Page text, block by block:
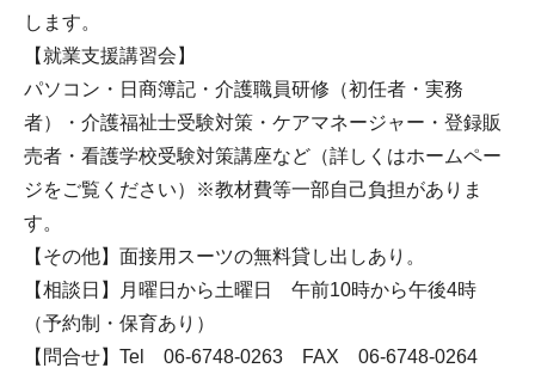
します。
【就業支援講習会】
パソコン・日商簿記・介護職員研修（初任者・実務
者）・介護福祉士受験対策・ケアマネージャー・登録販
売者・看護学校受験対策講座など（詳しくはホームペー
ジをご覧ください）※教材費等一部自己負担がありま
す。
【その他】面接用スーツの無料貸し出しあり。
【相談日】月曜日から土曜日 午前10時から午後4時
（予約制・保育あり）
【問合せ】Tel 06-6748-0263 FAX 06-6748-0264